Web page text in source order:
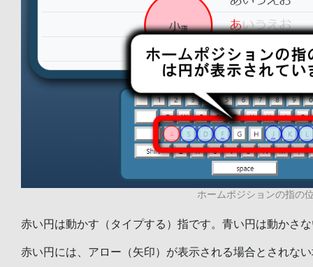
ホームポジションの指の
赤い円は動かす（タイプする）指です。青い円は動かさ
赤い円には、アロー（矢印）が表示される場合とされな